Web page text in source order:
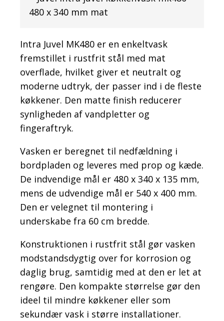
Intra Juvel MK480 er en enkeltvask
fremstillet i rustfrit stål med mat
overflade, hvilket giver et neutralt og
moderne udtryk, der passer ind i de fleste
køkkener. Den matte finish reducerer
synligheden af vandpletter og
fingeraftryk.
Vasken er beregnet til nedfældning i
bordpladen og leveres med prop og kæde.
De indvendige mål er 480 x 340 x 135 mm,
mens de udvendige mål er 540 x 400 mm.
Den er velegnet til montering i
underskabe fra 60 cm bredde.
Konstruktionen i rustfrit stål gør vasken
modstandsdygtig over for korrosion og
daglig brug, samtidig med at den er let at
rengøre. Den kompakte størrelse gør den
ideel til mindre køkkener eller som
sekundær vask i større installationer.